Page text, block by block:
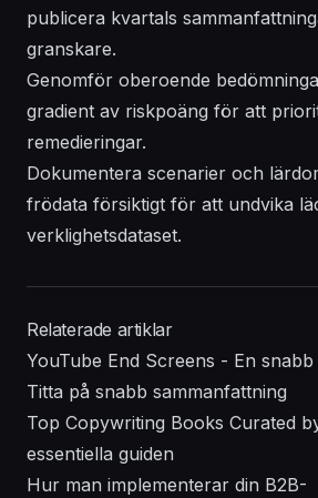
publicera kvartals
granskare.
Genomför oberoende
gradient av riskpoäng för att
remedieringar.
Dokumentera scenarier och
frödata försiktigt för att undvika
verklighetsdataset.
Relaterade artiklar
YouTube End Screens - En snabb
Titta på snabb sammanfattning
Top Copywriting Books Curated
essentiella guiden
Hur man implementerar din B2B-